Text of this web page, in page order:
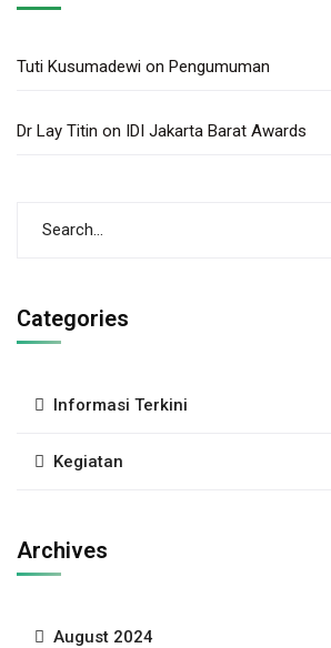
Tuti Kusumadewi on Pengumuman
Dr Lay Titin on IDI Jakarta Barat Awards
Categories
Informasi Terkini
Kegiatan
Archives
August 2024